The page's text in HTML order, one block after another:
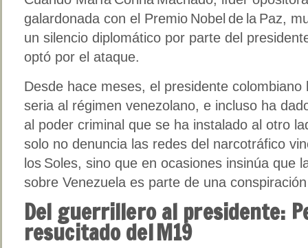
galardonada con el Premio Nobel de la Paz,
un silencio diplomático por parte del
optó por el ataque.
Desde hace meses, el presidente
seria al régimen venezolano, e incluso ha
al poder criminal que se ha instalado al otro
solo no denuncia las redes del narcotráfico
los Soles, sino que en ocasiones insinúa que
sobre Venezuela es parte de una
Del guerrillero al presidente:
resucitado delM19